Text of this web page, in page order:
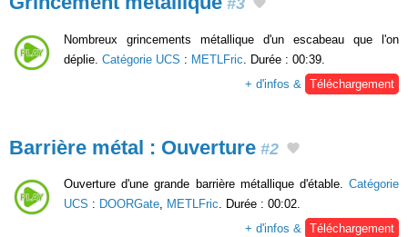
Nombreux grincements métallique d'un escabeau que l'on
déplie. Catégorie UCS : METLFric . Durée : 00:39.
+ d'infos &
Téléchargement
Barrière métal : Ouverture #2
Ouverture d'une grande barrière métallique d'étable. Catégorie
UCS : DOORGate, METLFric. Durée : 00:02.
+ d'infos & Téléchargement